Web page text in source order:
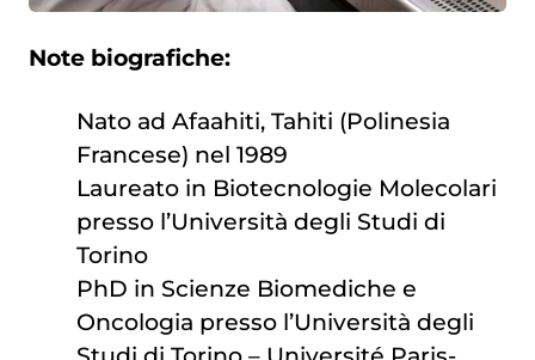
Note biografiche:
Nato ad Afaahiti, Tahiti (Polinesia
Francese) nel 1989
Laureato in Biotecnologie Molecolari
presso l’Università degli Studi di
Torino
PhD in Scienze Biomediche e
Oncologia presso l’Università degli